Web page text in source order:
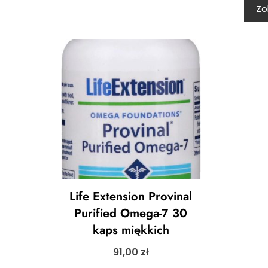
Life Extension Provinal
Purified Omega-7 30
kaps miękkich
91,00 zł